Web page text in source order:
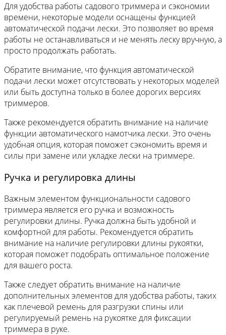
Для удобства работы садового триммера и сэкономии
времени, некоторые модели оснащены функцией
автоматической подачи лески. Это позволяет во время
работы не останавливаться и не менять леску вручную, а
просто продолжать работать.
Обратите внимание, что функция автоматической
подачи лески может отсутствовать у некоторых моделей
или быть доступна только в более дорогих версиях
триммеров.
Также рекомендуется обратить внимание на наличие
функции автоматического намотчика лески. Это очень
удобная опция, которая поможет сэкономить время и
силы при замене или укладке лески на триммере.
Ручка и регулировка длины
Важным элементом функциональности садового
триммера является его ручка и возможность
регулировки длины. Ручка должна быть удобной и
комфортной для работы. Рекомендуется обратить
внимание на наличие регулировки длины рукоятки,
которая поможет подобрать оптимальное положение
для вашего роста.
Также следует обратить внимание на наличие
дополнительных элементов для удобства работы, таких
как плечевой ремень для разгрузки спины или
регулируемый ремень на рукоятке для фиксации
триммера в руке.